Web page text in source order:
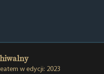
w edycji: 2023